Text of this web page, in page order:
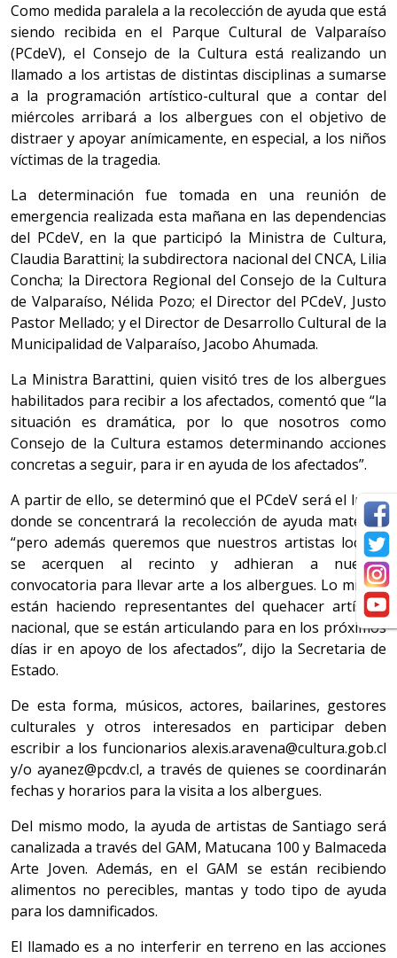
Como medida paralela a la recolección de ayuda que está
siendo recibida en el Parque Cultural de Valparaíso
(PCdeV), el Consejo de la Cultura está realizando un
llamado a los artistas de distintas disciplinas a sumarse
a la programación artístico-cultural que a contar del
miércoles arribará a los albergues con el objetivo de
distraer y apoyar anímicamente, en especial, a los niños
víctimas de la tragedia.
La determinación fue tomada en una reunión de
emergencia realizada esta mañana en las dependencias
del PCdeV, en la que participó la Ministra de Cultura,
Claudia Barattini; la subdirectora nacional del CNCA, Lilia
Concha; la Directora Regional del Consejo de la Cultura
de Valparaíso, Nélida Pozo; el Director del PCdeV, Justo
Pastor Mellado; y el Director de Desarrollo Cultural de la
Municipalidad de Valparaíso, Jacobo Ahumada.
La Ministra Barattini, quien visitó tres de los albergues
habilitados para recibir a los afectados, comentó que “la
situación es dramática, por lo que nosotros como
Consejo de la Cultura estamos determinando acciones
concretas a seguir, para ir en ayuda de los afectados”.
A partir de ello, se determinó que el PCdeV será el lugar
donde se concentrará la recolección de ayuda material,
“pero además queremos que nuestros artistas locales
se acerquen al recinto y adhieran a nuestra
convocatoria para llevar arte a los albergues. Lo mismo
están haciendo representantes del quehacer artístico
nacional, que se están articulando para en los próximos
días ir en apoyo de los afectados”, dijo la Secretaria de
Estado.
De esta forma, músicos, actores, bailarines, gestores
culturales y otros interesados en participar deben
escribir a los funcionarios alexis.aravena@cultura.gob.cl
y/o ayanez@pcdv.cl, a través de quienes se coordinarán
fechas y horarios para la visita a los albergues.
Del mismo modo, la ayuda de artistas de Santiago será
canalizada a través del GAM, Matucana 100 y Balmaceda
Arte Joven. Además, en el GAM se están recibiendo
alimentos no perecibles, mantas y todo tipo de ayuda
para los damnificados.
El llamado es a no interferir en terreno en las acciones